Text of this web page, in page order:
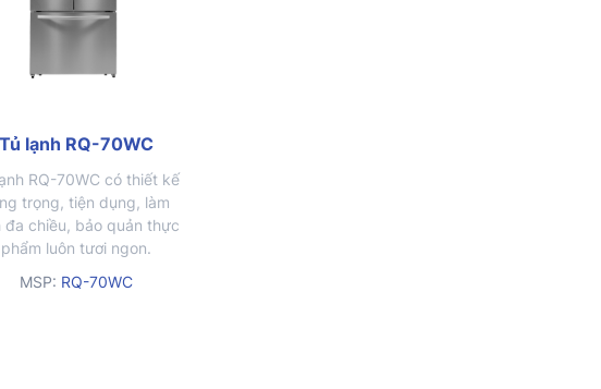
Tủ lạnh RQ-70WC
RQ-70WC có thiết kế
trọng, tiện dụng, làm
đa chiều, bảo quản thực
phẩm luôn tươi ngon.
MSP: RQ-70WC